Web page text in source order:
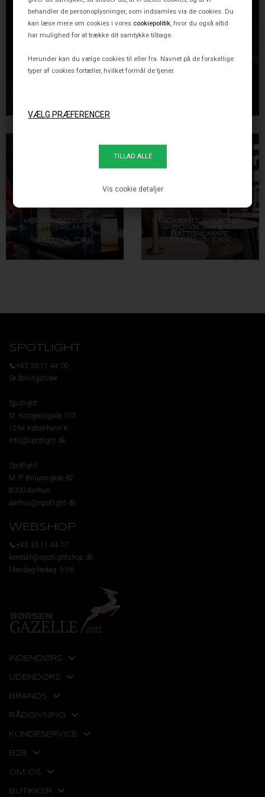
behandler de personoplysninger, som indsamles via de cookies. Du
kan læse mere om cookies i vores cookiepolitik , hvor du også altid
har mulighed for at trække dit samtykke tilbage.
Herunder kan du vælge cookies til eller fra. Navnet på de forskellige
typer af cookies fortæller, hvilket formål de tjener.
Vis cookie detaljer
MOJO BORDLAMPE /
BATTERILAMPE
450,00 DKK
MOMENTS CYLINDER
BORDLAMPE /
BATTERILAMPE,
GULDFARVET
1.700,00 DKK
SPOTLIGHT
📞+45 33 11 44 00
Se åbningstider
Spotlight
St. Kongensgade 103
1264 København K
info@spotlight.dk
Spotlight
M. P. Bruunsgade 62
8000 Aarhus
aarhus@spotlight.dk
WEBSHOP
📞+45 33 11 44 17
kontakt@spotlightshop.dk
Mandag-fredag: 9-16
INDENDØRS
UDENDØRS
BRANDS
RÅDGIVNING
KUNDESERVICE
B2B
OM OS
BUTIKKER